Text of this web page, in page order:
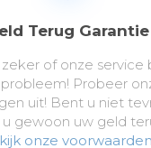
Terug Garantie
of onze service
Probeer
uit! Bent u niet
gewoon uw geld
onze